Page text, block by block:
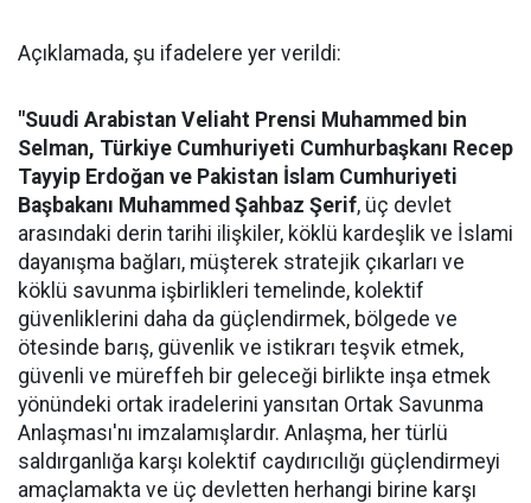
Açıklamada, şu ifadelere yer verildi:
"Suudi Arabistan Veliaht Prensi Muhammed bin
Selman, Türkiye Cumhuriyeti Cumhurbaşkanı Recep
Tayyip Erdoğan ve Pakistan İslam Cumhuriyeti
Başbakanı Muhammed Şahbaz Şerif, üç devlet
arasındaki derin tarihi ilişkiler, köklü kardeşlik ve İslami
dayanışma bağları, müşterek stratejik çıkarları ve
köklü savunma işbirlikleri temelinde, kolektif
güvenliklerini daha da güçlendirmek, bölgede ve
ötesinde barış, güvenlik ve istikrarı teşvik etmek,
güvenli ve müreffeh bir geleceği birlikte inşa etmek
yönündeki ortak iradelerini yansıtan Ortak Savunma
Anlaşması'nı imzalamışlardır. Anlaşma, her türlü
saldırganlığa karşı kolektif caydırıcılığı güçlendirmeyi
amaçlamakta ve üç devletten herhangi birine karşı